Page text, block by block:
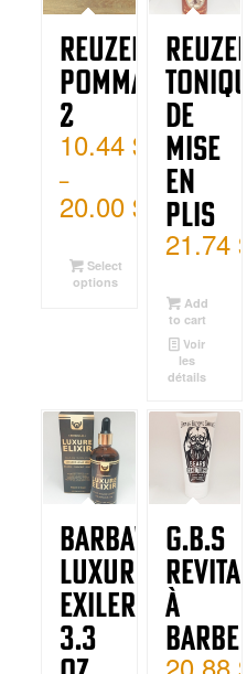
Reuzel
Pommade
2
10.44$
–
20.00$
Select
options
Reuzel
Tonique
de
Mise
en
Plis
21.74 $
Add
to cart
Voir
les
détails
Barbaware
Luxure
Exiler
3.3
G.B.S
à
Barbe